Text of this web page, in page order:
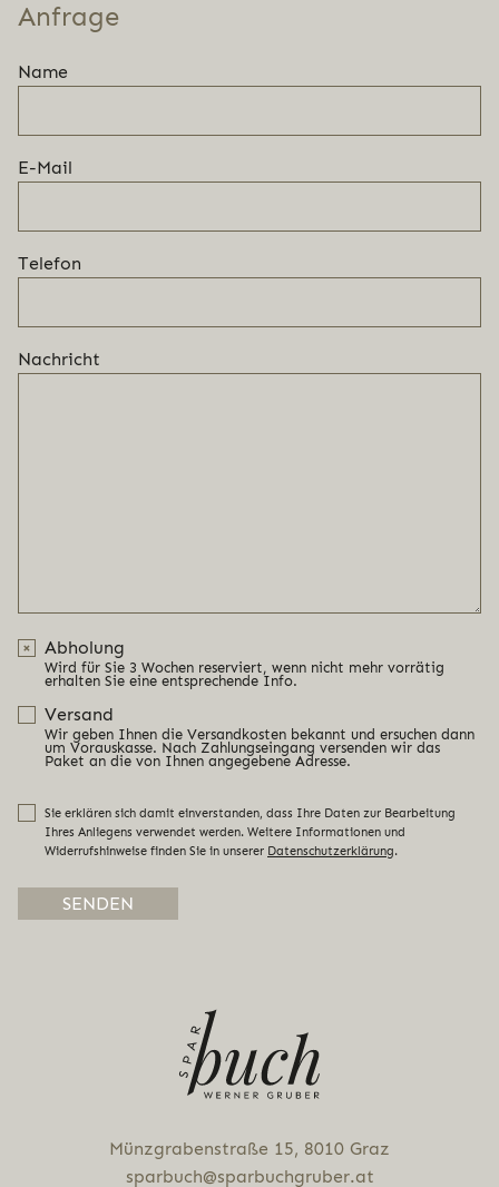
Anfrage
Name
E-Mail
Telefon
Nachricht
Abholung
Wird für Sie 3 Wochen reserviert, wenn nicht mehr vorrätig
erhalten Sie eine entsprechende Info.
Versand
Wir geben Ihnen die Versandkosten bekannt und ersuchen dann
um Vorauskasse. Nach Zahlungseingang versenden wir das
Paket an die von Ihnen angegebene Adresse.
Sie erklären sich damit einverstanden, dass Ihre Daten zur Bearbeitung
Ihres Anliegens verwendet werden. Weitere Informationen und
Widerrufshinweise finden Sie in unserer Datenschutzerklärung.
Münz­gra­ben­stra­ße 15, 8010 Graz
sparbuch@sparbuchgruber.at